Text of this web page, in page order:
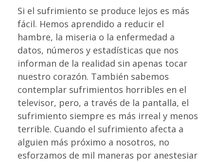
Si el sufrimiento se produce lejos es más
fácil. Hemos aprendido a reducir el
hambre, la miseria o la enfermedad a
datos, números y estadísticas que nos
informan de la realidad sin apenas tocar
nuestro corazón. También sabemos
contemplar sufrimientos horribles en el
televisor, pero, a través de la pantalla, el
sufrimiento siempre es más irreal y menos
terrible. Cuando el sufrimiento afecta a
alguien más próximo a nosotros, no
esforzamos de mil maneras por anestesiar